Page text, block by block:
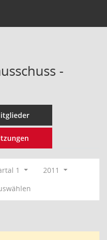
-
1
2011